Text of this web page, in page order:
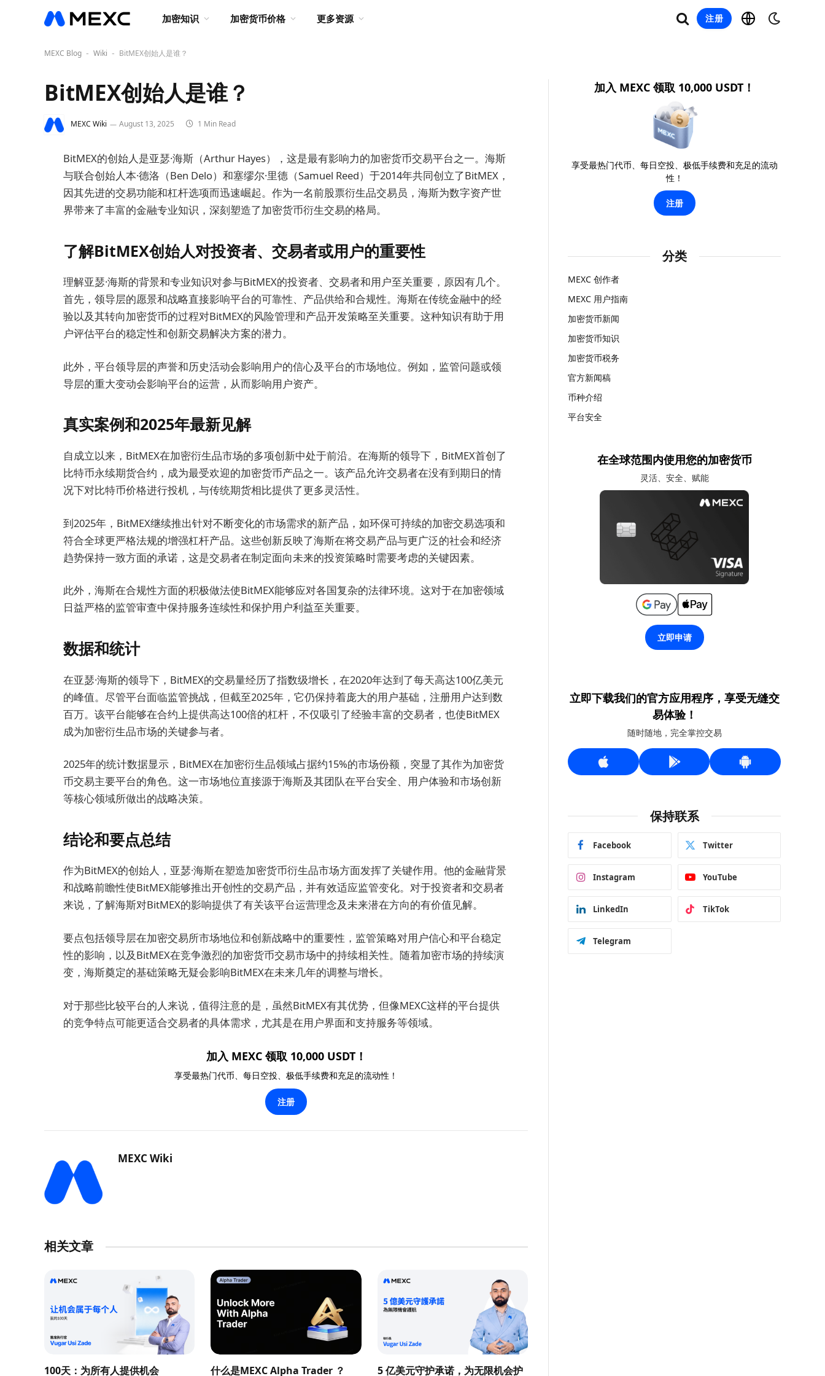
加密知识 加密货币价格 更多资源 注册
MEXC Blog - Wiki - BitMEX创始人是谁？
BitMEX创始人是谁？
MEXC Wiki August 13, 2025 1 Min Read
BitMEX的创始人是亚瑟·海斯（Arthur Hayes），这是最有影响力的加密货币交易平台之一。海斯
与联合创始人本·德洛（Ben Delo）和塞缪尔·里德（Samuel Reed）于2014年共同创立了BitMEX，
因其先进的交易功能和杠杆选项而迅速崛起。作为一名前股票衍生品交易员，海斯为数字资产世
界带来了丰富的金融专业知识，深刻塑造了加密货币衍生交易的格局。
了解BitMEX创始人对投资者、交易者或用户的重要性
理解亚瑟·海斯的背景和专业知识对参与BitMEX的投资者、交易者和用户至关重要，原因有几个。
首先，领导层的愿景和战略直接影响平台的可靠性、产品供给和合规性。海斯在传统金融中的经
验以及其转向加密货币的过程对BitMEX的风险管理和产品开发策略至关重要。这种知识有助于用
户评估平台的稳定性和创新交易解决方案的潜力。
此外，平台领导层的声誉和历史活动会影响用户的信心及平台的市场地位。例如，监管问题或领
导层的重大变动会影响平台的运营，从而影响用户资产。
真实案例和2025年最新见解
自成立以来，BitMEX在加密衍生品市场的多项创新中处于前沿。在海斯的领导下，BitMEX首创了
比特币永续期货合约，成为最受欢迎的加密货币产品之一。该产品允许交易者在没有到期日的情
况下对比特币价格进行投机，与传统期货相比提供了更多灵活性。
到2025年，BitMEX继续推出针对不断变化的市场需求的新产品，如环保可持续的加密交易选项和
符合全球更严格法规的增强杠杆产品。这些创新反映了海斯在将交易产品与更广泛的社会和经济
趋势保持一致方面的承诺，这是交易者在制定面向未来的投资策略时需要考虑的关键因素。
此外，海斯在合规性方面的积极做法使BitMEX能够应对各国复杂的法律环境。这对于在加密领域
日益严格的监管审查中保持服务连续性和保护用户利益至关重要。
数据和统计
在亚瑟·海斯的领导下，BitMEX的交易量经历了指数级增长，在2020年达到了每天高达100亿美元
的峰值。尽管平台面临监管挑战，但截至2025年，它仍保持着庞大的用户基础，注册用户达到数
百万。该平台能够在合约上提供高达100倍的杠杆，不仅吸引了经验丰富的交易者，也使BitMEX
成为加密衍生品市场的关键参与者。
2025年的统计数据显示，BitMEX在加密衍生品领域占据约15%的市场份额，突显了其作为加密货
币交易主要平台的角色。这一市场地位直接源于海斯及其团队在平台安全、用户体验和市场创新
等核心领域所做出的战略决策。
结论和要点总结
作为BitMEX的创始人，亚瑟·海斯在塑造加密货币衍生品市场方面发挥了关键作用。他的金融背景
和战略前瞻性使BitMEX能够推出开创性的交易产品，并有效适应监管变化。对于投资者和交易者
来说，了解海斯对BitMEX的影响提供了有关该平台运营理念及未来潜在方向的有价值见解。
要点包括领导层在加密交易所市场地位和创新战略中的重要性，监管策略对用户信心和平台稳定
性的影响，以及BitMEX在竞争激烈的加密货币交易市场中的持续相关性。随着加密市场的持续演
变，海斯奠定的基础策略无疑会影响BitMEX在未来几年的调整与增长。
对于那些比较平台的人来说，值得注意的是，虽然BitMEX有其优势，但像MEXC这样的平台提供
的竞争特点可能更适合交易者的具体需求，尤其是在用户界面和支持服务等领域。
加入 MEXC 领取 10,000 USDT！
享受最热门代币、每日空投、极低手续费和充足的流动性！
注册
MEXC Wiki
相关文章
100天：为所有人提供机会 什么是MEXC Alpha Trader ？ 5 亿美元守护承诺，为无限机会护
加入 MEXC 领取 10,000 USDT！
享受最热门代币、每日空投、极低手续费和充足的流动
性！
注册
分类
MEXC 创作者
MEXC 用户指南
加密货币新闻
加密货币知识
加密货币税务
官方新闻稿
币种介绍
平台安全
在全球范围内使用您的加密货币
灵活、安全、赋能
立即申请
立即下载我们的官方应用程序，享受无缝交
易体验！
随时随地，完全掌控交易
保持联系
Facebook Twitter
Instagram YouTube
LinkedIn TikTok
Telegram